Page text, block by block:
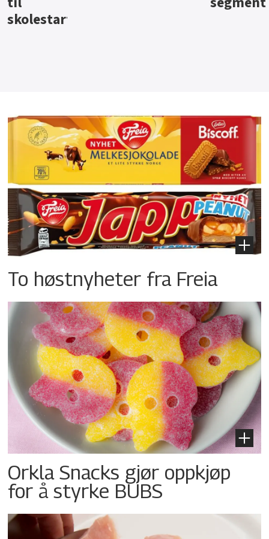
To høstnyheter fra Freia
Orkla Snacks gjør oppkjøp
for å styrke BUBS